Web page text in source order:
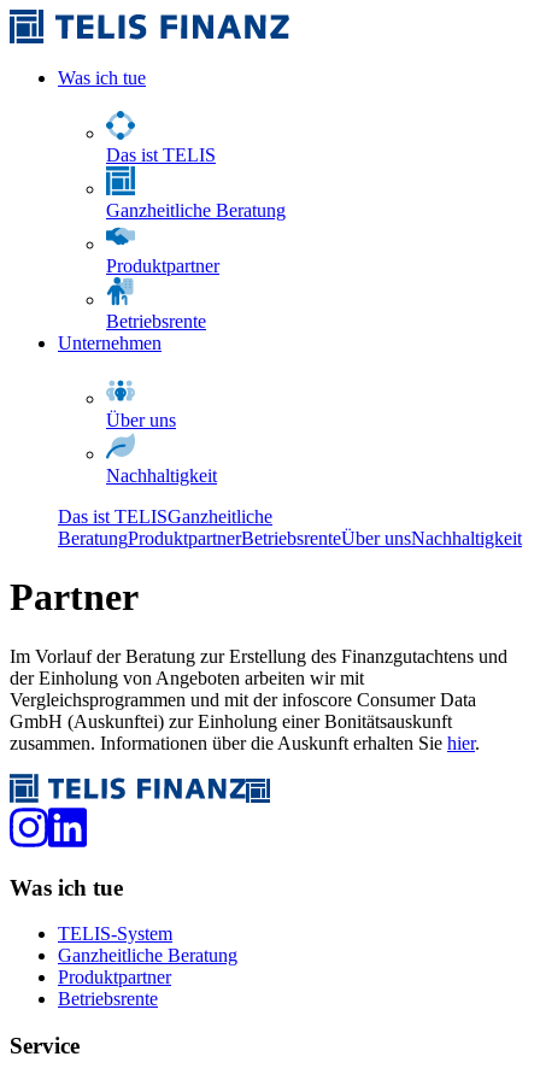
Was ich tue
Das ist TELIS
Ganzheitliche Beratung
Produktpartner
Betriebsrente
Unternehmen
Über uns
Nachhaltigkeit
Das ist TELISGanzheitliche
BeratungProduktpartnerBetriebsrenteÜber unsNachhaltigkeit
Partner
Im Vorlauf der Beratung zur Erstellung des Finanzgutachtens und
der Einholung von Angeboten arbeiten wir mit
Vergleichsprogrammen und mit der infoscore Consumer Data
GmbH (Auskunftei) zur Einholung einer Bonitätsauskunft
zusammen. Informationen über die Auskunft erhalten Sie hier.
Was ich tue
TELIS-System
Ganzheitliche Beratung
Produktpartner
Betriebsrente
Service